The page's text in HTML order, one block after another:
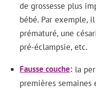
de grossesse plus
bébé. Par exemple,
prématuré, une
pré-éclampsie, etc.
Fausse couche la
premières semaines